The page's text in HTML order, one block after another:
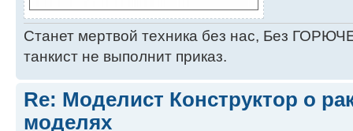
Станет мертвой техника без нас, Без
танкист не выполнит приказ.
Re: Моделист Конструктор о
моделях